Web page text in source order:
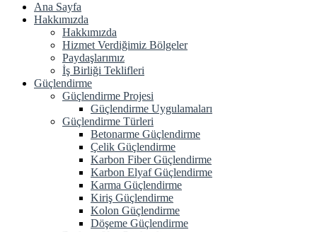
Ana Sayfa
Hakkımızda
Hakkımızda
Hizmet Verdiğimiz Bölgeler
Paydaşlarımız
İş Birliği Teklifleri
Güçlendirme
Güçlendirme Projesi
Güçlendirme Uygulamaları
Güçlendirme Türleri
Betonarme Güçlendirme
Çelik Güçlendirme
Karbon Fiber Güçlendirme
Karbon Elyaf Güçlendirme
Karma Güçlendirme
Kiriş Güçlendirme
Kolon Güçlendirme
Döşeme Güçlendirme